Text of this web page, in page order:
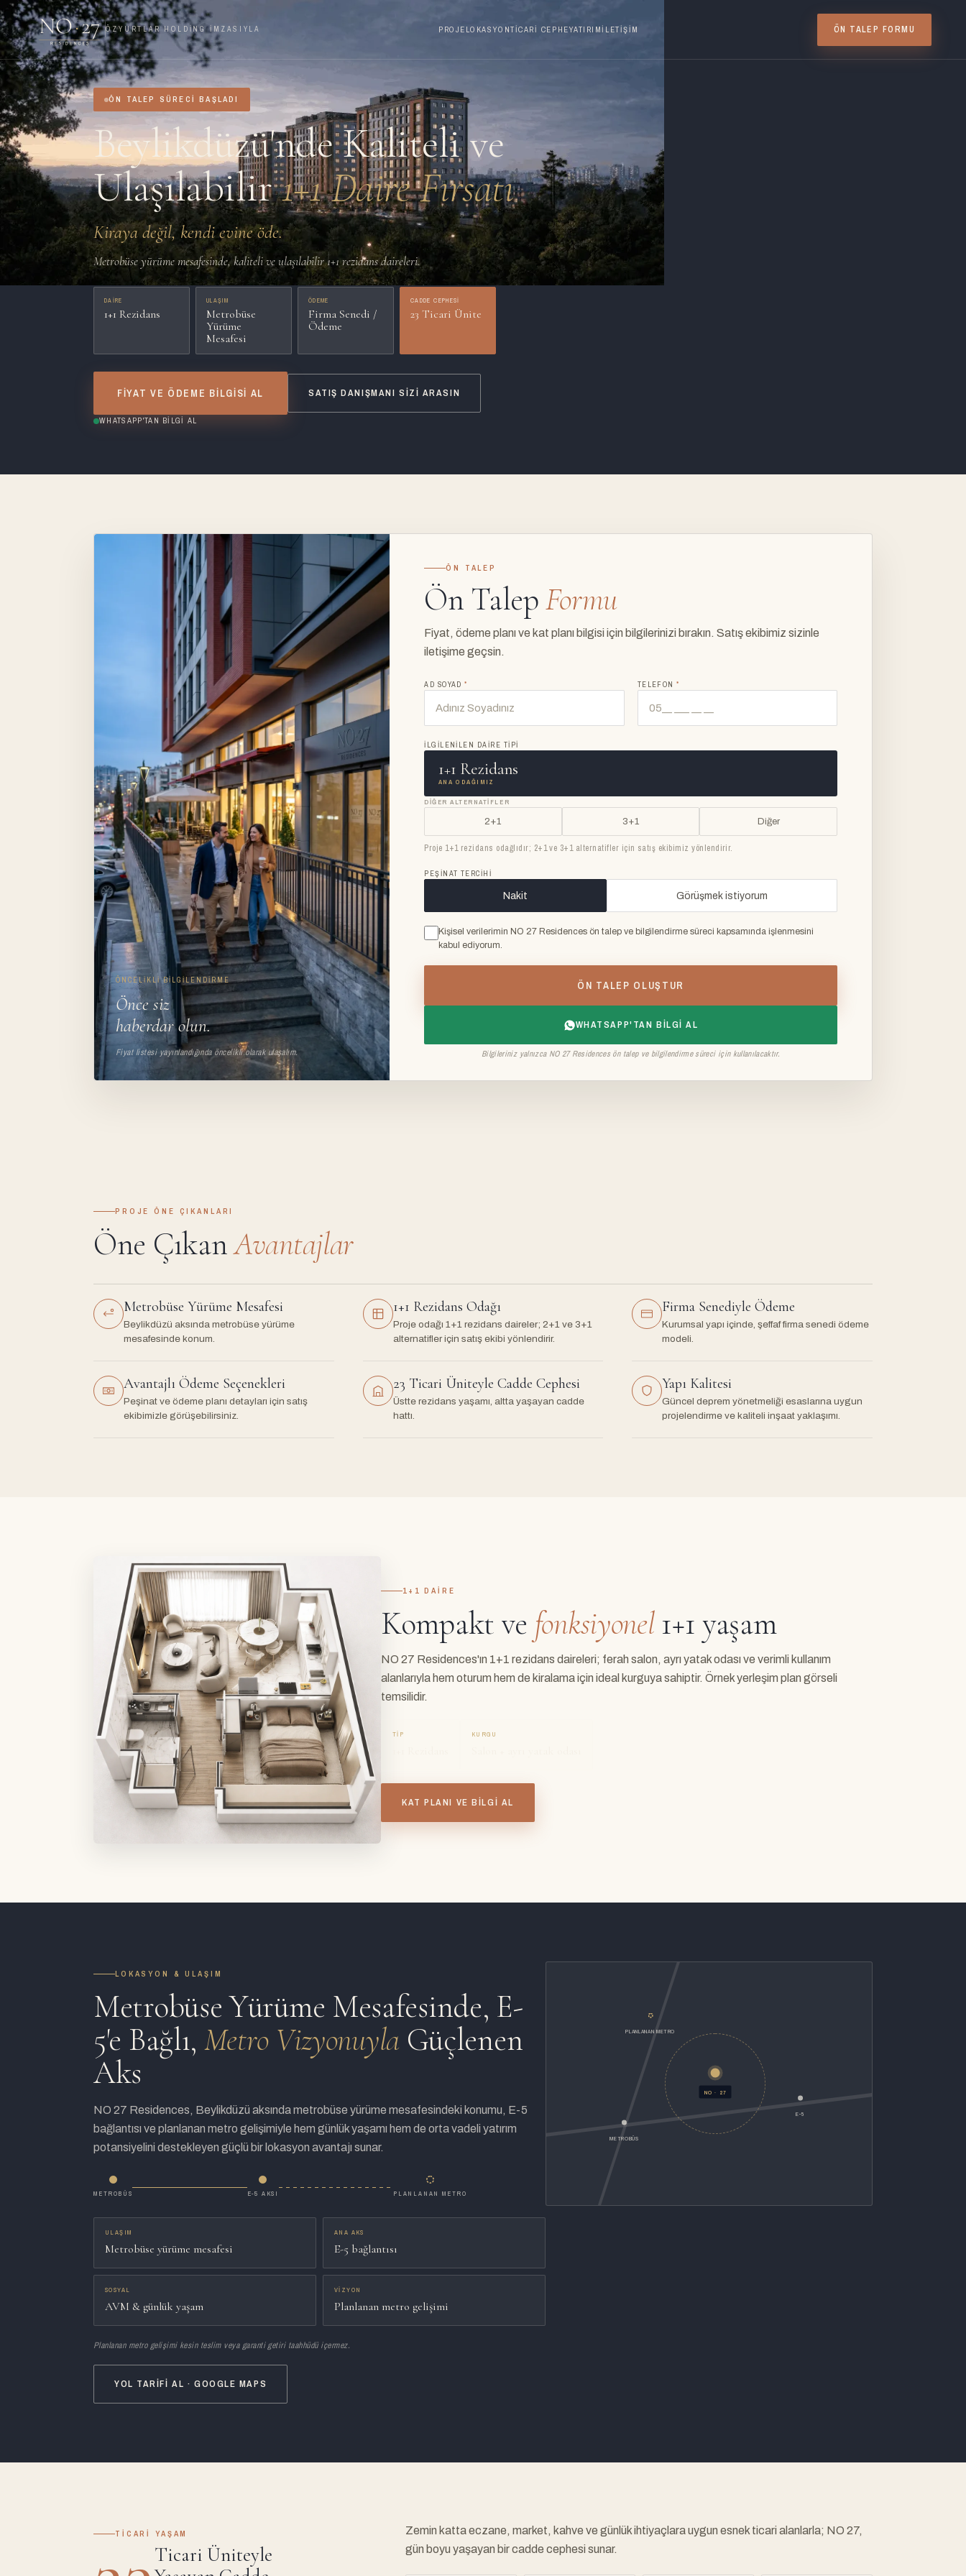
ÖZYURTLAR HOLDING IMZASIYLA PROJE LOKASYONTICARI CEPHEYATIRIMİLETIŞIM ÖN TALEP FORMU
ÖN TALEP SÜRECI BAŞLADI
Beylikdüzü'nde Kaliteli ve
Ulaşılabilir1+1 Daire Fırsatı
Kiraya değil, kendi evine öde.
Metrobüse yürüme mesafesinde, kaliteli ve ulaşılabilir 1+1 rezidans daireleri.
DAIRE
1+1 Rezidans
ULAŞIM
Metrobüse
Yürüme
Mesafesi
ÖDEME
Firma Senedi /
Ödeme
CADDE CEPHESI
23 Ticari Ünite
FIYAT VE ÖDEME BILGISI AL SATIŞ DANIŞMANI SIZI ARASIN
WHATSAPP'TAN BILGI AL
ÖNCELIKLI BILGILENDIRME
Önce siz
haberdar olun.
Fiyat listesi yayınlandığında öncelikli olarak ulaşalım.
ÖN TALEP
Ön TalepFormu
Fiyat, ödeme planı ve kat planı bilgisi için bilgilerinizi bırakın. Satış ekibimiz sizinle
iletişime geçsin.
AD SOYAD* TELEFON*
İLGILENILEN DAIRE TIPI
1+1 Rezidans
ANA ODAĞIMIZ
DIĞER ALTERNATIFLER
2+1 3+1 Diğer
Proje 1+1 rezidans odağlıdır; 2+1 ve 3+1 alternatifler için satış ekibimiz yönlendirir.
PEŞINAT TERCIHI
Nakit Görüşmek istiyorum
Kişisel verilerimin NO 27 Residences ön talep ve bilgilendirme süreci kapsamında işlenmesini
kabul ediyorum.
ÖN TALEP OLUŞTUR
WHATSAPP'TAN BILGI AL
Bilgileriniz yalnızca NO 27 Residences ön talep ve bilgilendirme süreci için kullanılacaktır.
PROJE ÖNE ÇIKANLARI
Öne ÇıkanAvantajlar
Metrobüse Yürüme Mesafesi
Beylikdüzü aksında metrobüse yürüme
mesafesinde konum.
1+1 Rezidans Odağı
Proje odağı 1+1 rezidans daireler; 2+1 ve 3+1
alternatifler için satış ekibi yönlendirir.
Firma Senediyle Ödeme
Kurumsal yapı içinde, şeffaf firma senedi ödeme
modeli.
Avantajlı Ödeme Seçenekleri
Peşinat ve ödeme planı detayları için satış
ekibimizle görüşebilirsiniz.
23 Ticari Üniteyle Cadde Cephesi
Üstte rezidans yaşamı, altta yaşayan cadde
hattı.
Yapı Kalitesi
Güncel deprem yönetmeliği esaslarına uygun
projelendirme ve kaliteli inşaat yaklaşımı.
1+1 DAIRE
Kompakt ve fonksiyonel1+1 yaşam
NO 27 Residences'ın 1+1 rezidans daireleri; ferah salon, ayrı yatak odası ve verimli kullanım
alanlarıyla hem oturum hem de kiralama için ideal kurguya sahiptir. Örnek yerleşim plan görseli
temsilidir.
TIP KURGU
KAT PLANI VE BILGI AL
LOKASYON & ULAŞIM
Metrobüse Yürüme Mesafesinde, E-
5'e Bağlı, Metro Vizyonuyla Güçlenen
Aks
NO 27 Residences, Beylikdüzü aksında metrobüse yürüme mesafesindeki konumu, E-5
bağlantısı ve planlanan metro gelişimiyle hem günlük yaşamı hem de orta vadeli yatırım
potansiyelini destekleyen güçlü bir lokasyon avantajı sunar.
METROBÜS E-5 AKSI PLANLANAN METRO
ULAŞIM
Metrobüse yürüme mesafesi
ANA AKS
E-5 bağlantısı
SOSYAL
AVM & günlük yaşam
VIZYON
Planlanan metro gelişimi
Planlanan metro gelişimi kesin teslim veya garanti getiri taahhüdü içermez.
YOL TARIFI AL · GOOGLE MAPS
NO · 27
METROBÜS
E-5
PLANLANAN METRO
TICARI YAŞAM
Ticari Üniteyle
Zemin katta eczane, market, kahve ve günlük ihtiyaçlara uygun esnek ticari alanlarla; NO 27,
gün boyu yaşayan bir cadde cephesi sunar.